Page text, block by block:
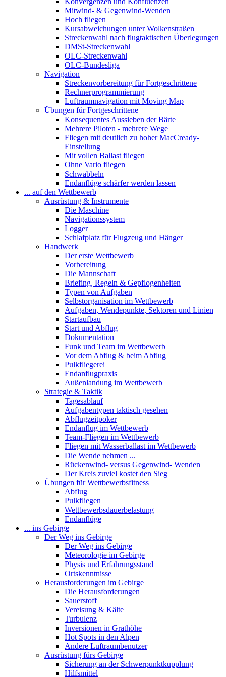
Mitwind- & Gegenwind-Wenden
Hoch fliegen
Kursabweichungen unter Wolkenstraßen
Streckenwahl nach flugtaktischen Überlegungen
DMSt-Streckenwahl
OLC-Streckenwahl
OLC-Bundesliga
Navigation
Streckenvorbereitung für Fortgeschrittene
Rechnerprogrammierung
Luftraumnavigation mit Moving Map
Übungen für Fortgeschrittene
Konsequentes Aussieben der Bärte
Mehrere Piloten - mehrere Wege
Fliegen mit deutlich zu hoher MacCready-
Einstellung
Mit vollen Ballast fliegen
Ohne Vario fliegen
Schwabbeln
Endanflüge schärfer werden lassen
... auf den Wettbewerb
Ausrüstung & Instrumente
Die Maschine
Navigationssystem
Logger
Schlafplatz für Flugzeug und Hänger
Handwerk
Der erste Wettbewerb
Vorbereitung
Die Mannschaft
Briefing, Regeln & Gepflogenheiten
Typen von Aufgaben
Selbstorganisation im Wettbewerb
Aufgaben, Wendepunkte, Sektoren und Linien
Startaufbau
Start und Abflug
Dokumentation
Funk und Team im Wettbewerb
Vor dem Abflug & beim Abflug
Pulkfliegerei
Endanflugpraxis
Außenlandung im Wettbewerb
Strategie & Taktik
Tagesablauf
Aufgabentypen taktisch gesehen
Abflugzeitpoker
Endanflug im Wettbewerb
Team-Fliegen im Wettbewerb
Fliegen mit Wasserballast im Wettbewerb
Die Wende nehmen ...
Rückenwind- versus Gegenwind- Wenden
Der Kreis zuviel kostet den Sieg
Übungen für Wettbewerbsfitness
Abflug
Pulkfliegen
Wettbewerbsdauerbelastung
Endanflüge
... ins Gebirge
Der Weg ins Gebirge
Der Weg ins Gebirge
Meteorologie im Gebirge
Physis und Erfahrungsstand
Ortskenntnisse
Herausforderungen im Gebirge
Die Herausforderungen
Sauerstoff
Vereisung & Kälte
Turbulenz
Inversionen in Grathöhe
Hot Spots in den Alpen
Andere Luftraumbenutzer
Ausrüstung fürs Gebirge
Sicherung an der Schwerpunktkupplung
Hilfsmittel